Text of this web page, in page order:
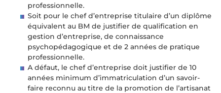
professionnelle.
Soit pour le chef d’entreprise titulaire d’un diplôme
équivalent au BM de justifier de qualification en
gestion d’entreprise, de connaissance
psychopédagogique et de 2 années de pratique
professionnelle.
A défaut, le chef d’entreprise doit justifier de 10
années minimum d’immatriculation d’un savoir-
faire reconnu au titre de la promotion de l’artisanat